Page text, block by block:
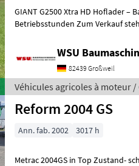
GIANT G2500 Xtra HD Hoflader –
Betriebsstunden Zum Verkauf steht ein gepflegter GIANT G2500 Xtra
WSU
82439 Großweil
Véhicules agricoles à moteur /
Reform 2004 GS
Ann. fab. 2002 3017 h
Metrac 2004GS in Top Zustand-